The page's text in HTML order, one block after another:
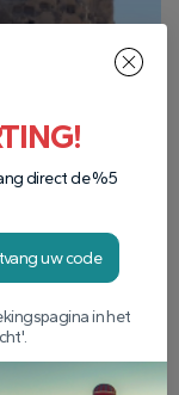
direct de %5
uw code
in het